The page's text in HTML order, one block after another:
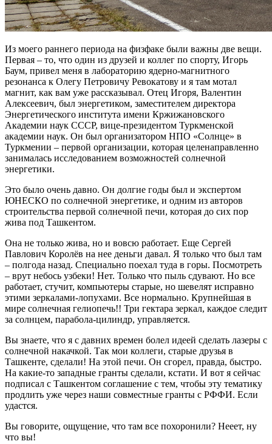
Из моего раннего периода на физфаке были важны две вещи.
Первая – то, что один из друзей и коллег по спорту, Игорь
Баум, привел меня в лабораторию ядерно-магнитного
резонанса к Олегу Петровичу Ревокатову и я там мотал
магнит, как вам уже рассказывал. Отец Игоря, Валентин
Алексеевич, был энергетиком, заместителем директора
Энергетического института имени Кржижановского
Академии наук СССР, вице-президентом Туркменской
академии наук. Он был организатором НПО «Солнце» в
Туркмении – первой организации, которая целенаправленно
занималась исследованием возможностей солнечной
энергетики.
Это было очень давно. Он долгие годы был и экспертом
ЮНЕСКО по солнечной энергетике, и одним из авторов
строительства первой солнечной печи, которая до сих пор
жива под Ташкентом.
Она не только жива, но и вовсю работает. Еще Сергей
Павлович Королёв на нее деньги давал. Я только что был там
– полгода назад. Специально поехал туда в горы. Посмотреть
– врут небось узбеки! Нет. Только что пыль сдувают. Но все
работает, стучит, компьютеры старые, но шевелят исправно
этими зеркалами-лопухами. Все нормально. Крупнейшая в
мире солнечная гелиопечь!! Три гектара зеркал, каждое следит
за солнцем, парабола-цилиндр, управляется.
Вы знаете, что я с давних времен болел идеей сделать лазеры с
солнечной накачкой. Так мои коллеги, старые друзья в
Ташкенте, сделали! На этой печи. Он сгорел, правда, быстро.
На какие-то западные гранты сделали, кстати. И вот я сейчас
подписал с Ташкентом соглашение с тем, чтобы эту тематику
продлить уже через наши совместные гранты с РФФИ. Если
удастся.
Вы говорите, ощущение, что там все похоронили? Нееет, ну
что вы!